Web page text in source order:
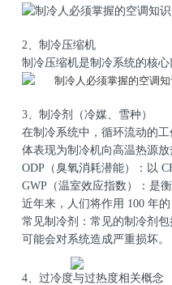
2、制冷压缩机
制冷压缩机是制冷系统的核
3、制冷剂（冷媒、雪种）
在制冷系统中，循环流动的
体表现为制冷机向高温热源
ODP（臭氧消耗潜能）：以
GWP（温室效应指数）：是
近年来，人们将作用 100 年
常见制冷剂：常见的制冷剂包
可能会对系统造成严重损坏。
4、过冷度与过热度相关概念